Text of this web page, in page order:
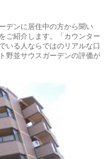
デンに居住中の方から聞い
ご紹介します。「カウンター
いる人ならではのリアルな口
野並サウスガーデンの評価が